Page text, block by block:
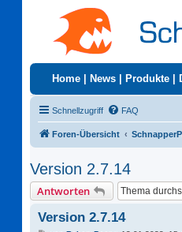
Home News Produkte
Schnellzugriff FAQ
Foren-Übersicht
Version 2.7.14
Antworten
Version 2.7.14